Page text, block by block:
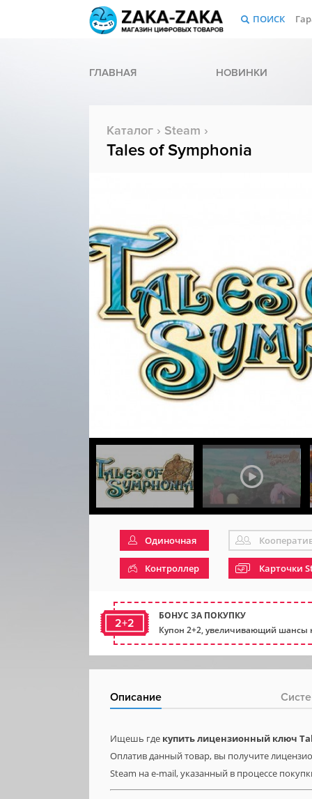
ПОИСК
ГЛАВНАЯ НОВИНКИ
Каталог › Steam ›
Tales of Symphonia
Одиночная
Контроллер Карточки
2+2
БОНУС ЗА ПОКУПКУ
Купон 2+2, увеличивающий шансы
Описание
Ищешь где купить лицензионный ключ
Оплатив данный товар, вы получите
Steam на e-mail, указанный в процессе